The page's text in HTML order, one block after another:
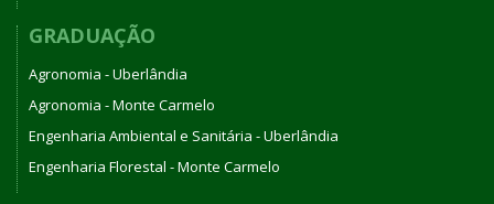
GRADUAÇÃO
Agronomia - Uberlândia
Agronomia - Monte Carmelo
Engenharia Ambiental e Sanitária - Uberlândia
Engenharia Florestal - Monte Carmelo